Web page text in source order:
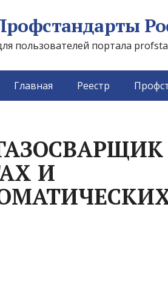
пользователей портала
Главная Реестр
И